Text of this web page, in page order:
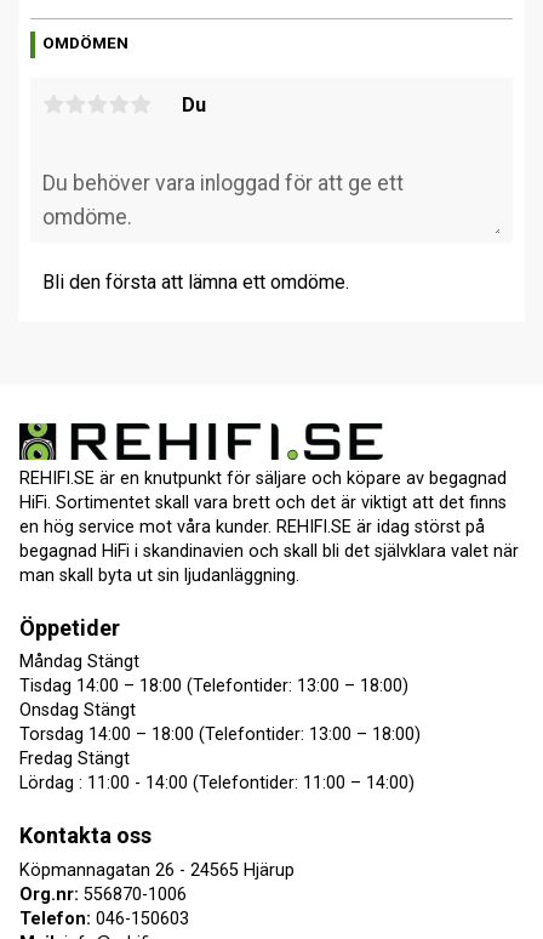
OMDÖMEN
Du
Bli den första att lämna ett omdöme.
REHIFI.SE är en knutpunkt för säljare och köpare av begagnad
HiFi. Sortimentet skall vara brett och det är viktigt att det finns
en hög service mot våra kunder. REHIFI.SE är idag störst på
begagnad HiFi i skandinavien och skall bli det självklara valet när
man skall byta ut sin ljudanläggning.
Öppetider
Måndag Stängt
Tisdag 14:00 – 18:00 (Telefontider: 13:00 – 18:00)
Onsdag Stängt
Torsdag 14:00 – 18:00 (Telefontider: 13:00 – 18:00)
Fredag Stängt
Lördag : 11:00 - 14:00 (Telefontider: 11:00 – 14:00)
Kontakta oss
Köpmannagatan 26 - 24565 Hjärup
Org.nr: 556870-1006
Telefon: 046-150603